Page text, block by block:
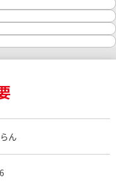
A
本体のみ
矢巾アルコ店
ん